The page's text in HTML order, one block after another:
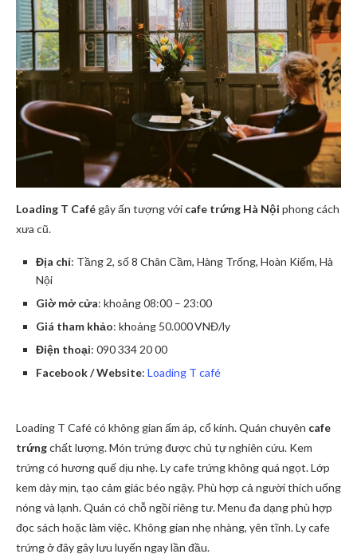
Loading T Café gây ấn tượng với cafe trứng Hà Nội phong cách
xưa cũ.
Địa chỉ: Tầng 2, số 8 Chân Cầm, Hàng Trống, Hoàn Kiếm, Hà
Nội
Giờ mở cửa: khoảng 08:00 – 23:00
Giá tham khảo: khoảng 50.000 VNĐ/ly
Điện thoại: 090 334 20 00
Facebook / Website: Loading T café
Loading T Café có không gian ấm áp, cổ kính. Quán chuyên cafe
trứngchất lượng. Món trứng được chủ tự nghiên cứu. Kem
trứng có hương quế dịu nhẹ. Ly cafe trứng không quá ngọt. Lớp
kem dày mịn, tạo cảm giác béo ngậy. Phù hợp cả người thích uống
nóng và lạnh. Quán có chỗ ngồi riêng tư. Menu đa dạng phù hợp
đọc sách hoặc làm việc. Không gian nhẹ nhàng, yên tĩnh. Ly cafe
trứng ở đây gây lưu luyến ngay lần đầu.